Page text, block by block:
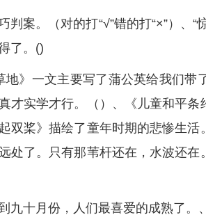
判案。（对的打“√”错的打“×”）、
了。()
地》一文主要写了蒲公英给我们带
才实学才行。（）、《儿童和平条
双桨》描绘了童年时期的悲惨生
处了。只有那苇杆还在，水波还在
九十月份，人们最喜爱的成熟了